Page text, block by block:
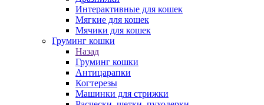
Интерактивные для кошек
Мягкие для кошек
Мячики для кошек
Груминг кошки
Назад
Груминг кошки
Антицарапки
Когтерезы
Машинки для стрижки